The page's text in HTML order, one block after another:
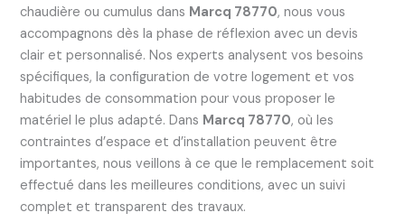
chaudière ou cumulus dans Marcq 78770, nous vous
accompagnons dès la phase de réflexion avec un devis
clair et personnalisé. Nos experts analysent vos besoins
spécifiques, la configuration de votre logement et vos
habitudes de consommation pour vous proposer le
matériel le plus adapté. Dans Marcq 78770, où les
contraintes d’espace et d’installation peuvent être
importantes, nous veillons à ce que le remplacement soit
effectué dans les meilleures conditions, avec un suivi
complet et transparent des travaux.